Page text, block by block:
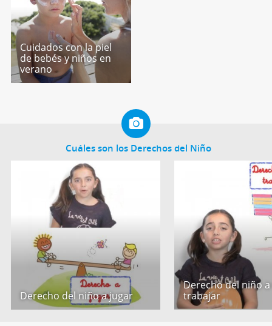
Cuidados con la piel
de bebés y niños en
verano
Cuáles son los Derechos del Niño
Derecho del niño a jugar
Derecho del niño
trabajar